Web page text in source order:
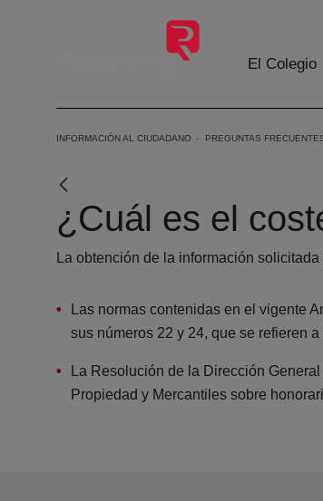
Saltar al contenido principal
El Colegio
INFORMACIÓN AL CIUDADANO PREGUNTAS
¿Cuál es el
La obtención de la información
Las normas contenidas en el vigente
sus números 22 y 24, que se refieren
La Resolución de la Dirección
Propiedad y Mercantiles sobre